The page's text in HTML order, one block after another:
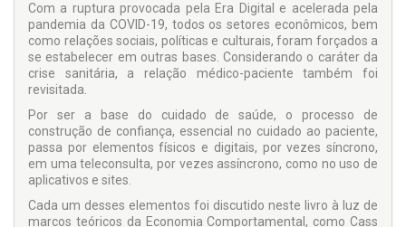
Com a ruptura provocada pela Era Digital e acelerada pela
pandemia da COVID-19, todos os setores econômicos, bem
como relações sociais, políticas e culturais, foram forçados a
se estabelecer em outras bases. Considerando o caráter da
crise sanitária, a relação médico-paciente também foi
revisitada.
Por ser a base do cuidado de saúde, o processo de
construção de confiança, essencial no cuidado ao paciente,
passa por elementos físicos e digitais, por vezes síncrono,
em uma teleconsulta, por vezes assíncrono, como no uso de
aplicativos e sites.
Cada um desses elementos foi discutido neste livro à luz de
marcos teóricos da Economia Comportamental, como Cass